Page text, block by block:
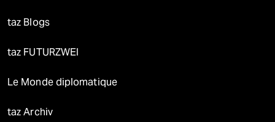
taz Blogs
taz FUTURZWEI
Le Monde diplomatique
taz Archiv